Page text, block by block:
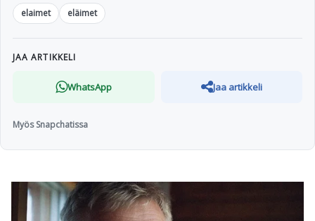
elaimet
eläimet
JAA ARTIKKELI
WhatsApp Jaa artikkeli
Myös Snapchatissa